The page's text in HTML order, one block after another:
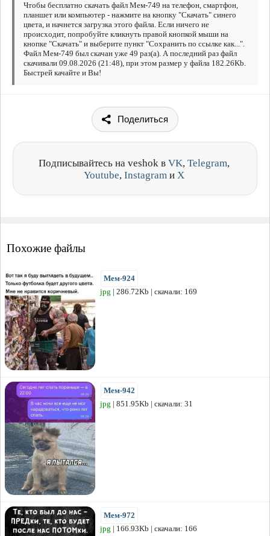
Чтобы бесплатно скачать файл Мем-749 на телефон, смартфон,
планшет или компьютер - нажмите на кнопку "Скачать" синего
цвета, и начнется загрузка этого файла. Если ничего не
происходит, попробуйте кликнуть правой кнопкой мыши на
кнопке "Скачать" и выберите пункт "Сохранить по ссылке как...".
Файл Мем-749 был скачан уже 49 раз(а). А последний раз файл
скачивали 09.08.2026 (21:48), при этом размер у файла 182.26Kb.
Быстрей качайте и Вы!
Поделиться
Подписывайтесь на veshok в VK, Telegram,
Youtube, Instagram и X
Похожие файлы
Мем-924
jpg | 286.72Kb | скачали: 169
Мем-942
jpg | 851.95Kb | скачали: 31
Мем-972
jpg | 166.93Kb | скачали: 166